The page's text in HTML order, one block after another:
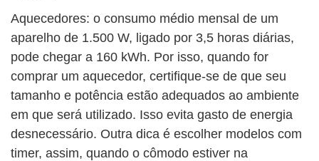
Aquecedores: o consumo médio mensal de um
aparelho de 1.500 W, ligado por 3,5 horas diárias,
pode chegar a 160 kWh. Por isso, quando for
comprar um aquecedor, certifique-se de que seu
tamanho e potência estão adequados ao ambiente
em que será utilizado. Isso evita gasto de energia
desnecessário. Outra dica é escolher modelos com
timer, assim, quando o cômodo estiver na